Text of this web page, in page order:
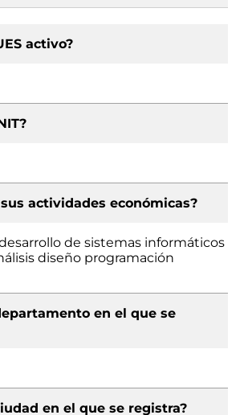
activo?
actividades económicas?
de sistemas informáticos
diseño programación
en el que se
en el que se registra?